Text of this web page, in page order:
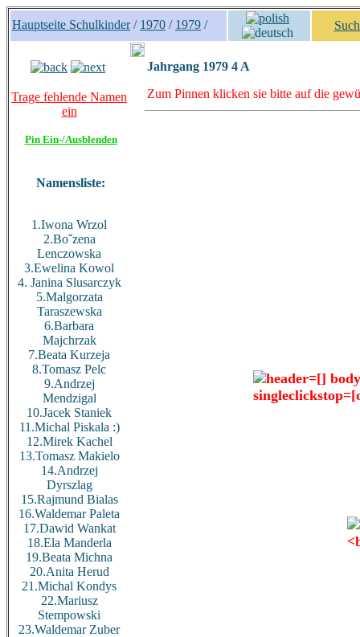
Hauptseite Schulkinder/ 1970 / 1979 /
Trage fehlende Namen
ein
Pin Ein-/Ausblenden
Namensliste:
1.Iwona Wrzol
2.Boˇzena
Lenczowska
3.Ewelina Kowol
4. Janina Slusarczyk
5.Malgorzata
Taraszewska
6.Barbara
Majchrzak
7.Beata Kurzeja
8.Tomasz Pelc
9.Andrzej
Mendzigal
10.Jacek Staniek
11.Michal Piskala :)
12.Mirek Kachel
13.Tomasz Makielo
14.Andrzej
Dyrszlag
15.Rajmund Bialas
16.Waldemar Paleta
17.Dawid Wankat
18.Ela Manderla
19.Beata Michna
20.Anita Herud
21.Michal Kondys
22.Mariusz
Stempowski
23.Waldemar Zuber
Jahrgang 1979 4 A
Zum Pinnen klicken sie bitte auf die